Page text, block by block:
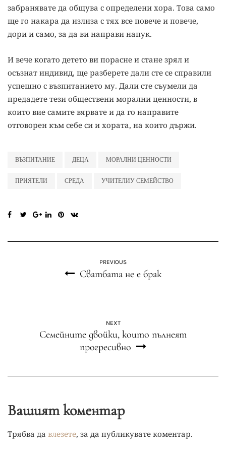
забранявате да общува с определени хора. Това само
ще го накара да излиза с тях все повече и повече,
дори и само, за да ви направи напук.
И вече когато детето ви порасне и стане зрял и
осъзнат индивид, ще разберете дали сте се справили
успешно с възпитанието му. Дали сте съумели да
предадете тези обществени морални ценности, в
които вие самите вярвате и да го направите
отговорен към себе си и хората, на които държи.
ВЪЗПИТАНИЕ ДЕЦА МОРАЛНИ ЦЕННОСТИ
ПРИЯТЕЛИ СРЕДА УЧИТЕЛИУ СЕМЕЙСТВО
PREVIOUS
Сватбата не е брак
NEXT
Семейните двойки, които пълнеят
прогресивно
Вашият коментар
Трябва да влезете, за да публикувате коментар.